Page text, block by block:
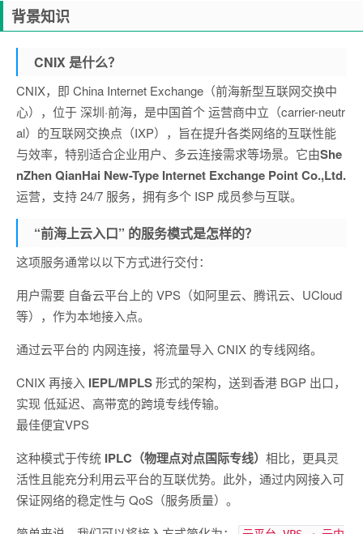
背景知识
CNIX 是什么？
CNIX，即 China Internet Exchange（前海新型互联网交换中
心），位于 深圳·前海，是中国首个 运营商中立（carrier-neutr
al）的互联网交换点（IXP），旨在提升各类网络的互联性能
与效率，特别适合企业用户、多云连接需求等场景。它由She
nZhen QianHai New-Type Internet Exchange Point Co.,Ltd.
运营，支持 24/7 服务，拥有多个 ISP 成员参与互联。
“前海上云入口” 的服务模式是怎样的？
这项服务通常以以下方式进行交付：
用户需要 自备云平台上的 VPS（如阿里云、腾讯云、UCloud
等），作为本地接入点。
通过云平台的 内网连接，将流量导入 CNIX 的专线网络。
CNIX 再接入 IEPL/MPLS形式的架构，送到香港 BGP 出口，
实现 低延迟、高带宽的跨境专线传输。
最佳便宜VPS
这种模式于传统 IPLC（物理点对点国际专线） 相比，更具灵
活性且能充分利用云平台的互联优势。此外，通过内网接入可
保证网络的稳定性与 QoS（服务质量）。